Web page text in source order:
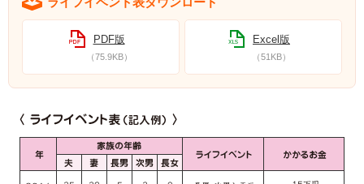
PDF版
（75.9KB）
Excel版
（51KB）